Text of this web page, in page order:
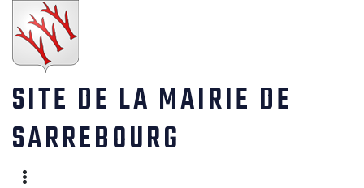
content
SITE DE LA MAIRIE DE
SARREBOURG